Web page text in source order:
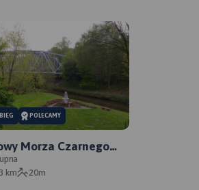
POLECAMY
Morza Czarnego
przebieg
km 20m